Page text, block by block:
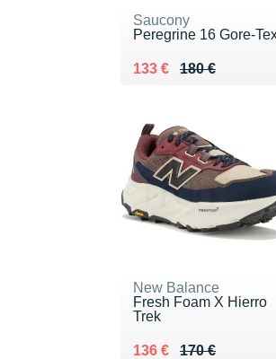
Saucony
Peregrine 16 Gore-
180 €
Au lieu de 180 €
133 €
Vendu 133 €
New Balance
Fresh Foam X Hierro
Trek
170 €
Au lieu de 170 €
136 €
Vendu 136 €